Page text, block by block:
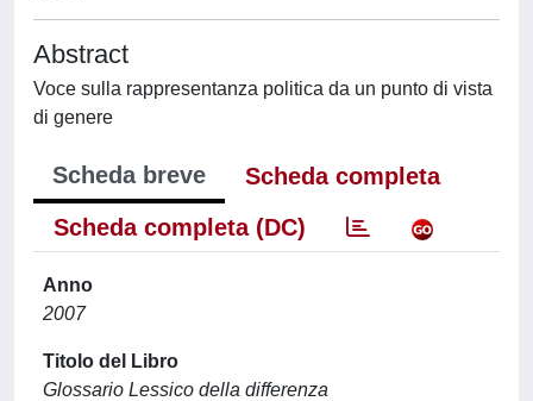
Abstract
Voce sulla rappresentanza politica da un punto di vista
di genere
Scheda breve
Scheda completa
Scheda completa (DC)
Anno
2007
Titolo del Libro
Glossario Lessico della differenza